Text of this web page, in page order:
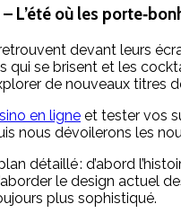
L’été où les
retrouvent devant leurs
qui se brisent et les
de nouveaux titres
en ligne et tester vos
nous dévoilerons les
détaillé : d’abord
le design actuel
plus sophistiqué.